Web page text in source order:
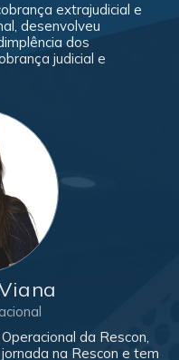
extrajudicial e
desenvolveu
dos
judicial e
da Rescon,
na Rescon e tem